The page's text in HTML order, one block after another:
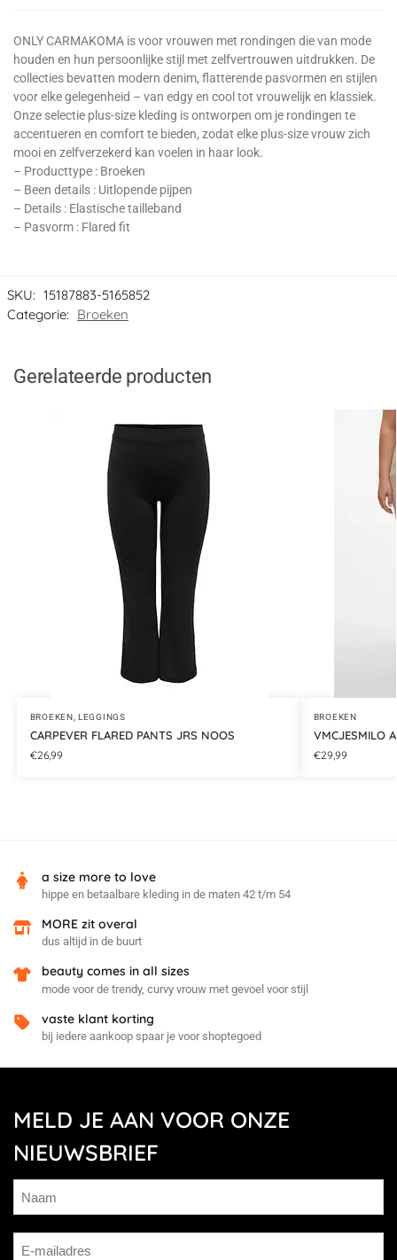
ONLY CARMAKOMA is voor vrouwen met rondingen die van mode
houden en hun persoonlijke stijl met zelfvertrouwen uitdrukken. De
collecties bevatten modern denim, flatterende pasvormen en stijlen
voor elke gelegenheid – van edgy en cool tot vrouwelijk en klassiek.
Onze selectie plus-size kleding is ontworpen om je rondingen te
accentueren en comfort te bieden, zodat elke plus-size vrouw zich
mooi en zelfverzekerd kan voelen in haar look.
– Producttype : Broeken
– Been details : Uitlopende pijpen
– Details : Elastische tailleband
– Pasvorm : Flared fit
SKU: 15187883-5165852
Categorie: Broeken
Gerelateerde producten
BROEKEN ,LEGGINGS
CARPEVER FLARED PANTS JRS NOOS
€26,99
BROEKEN
VMCJESMILO
€29,99
a size more to love
hippe en betaalbare kleding in de maten 42 t/m 54
MORE zit overal
dus altijd in de buurt
beauty comes in all sizes
mode voor de trendy, curvy vrouw met gevoel voor stijl
vaste klant korting
bij iedere aankoop spaar je voor shoptegoed
MELD JE AAN VOOR ONZE
NIEUWSBRIEF